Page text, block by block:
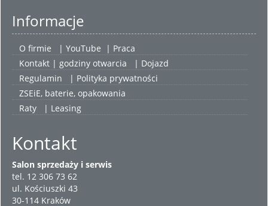
Informacje
O firmie | YouTube | Praca
Kontakt | godziny otwarcia
| Dojazd
Regulamin
| Polityka prywatności
ZSEiE, baterie, opakowania
Raty
| Leasing
Kontakt
Salon sprzedaży i serwis
tel. 12 306 73 62
ul. Kościuszki 43
30-114 Kraków